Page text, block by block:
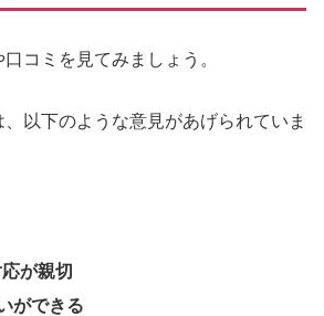
コミを見てみましょう。
以下のような意見があげられていま
が親切
ができる